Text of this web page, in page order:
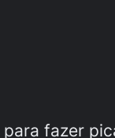
fazer